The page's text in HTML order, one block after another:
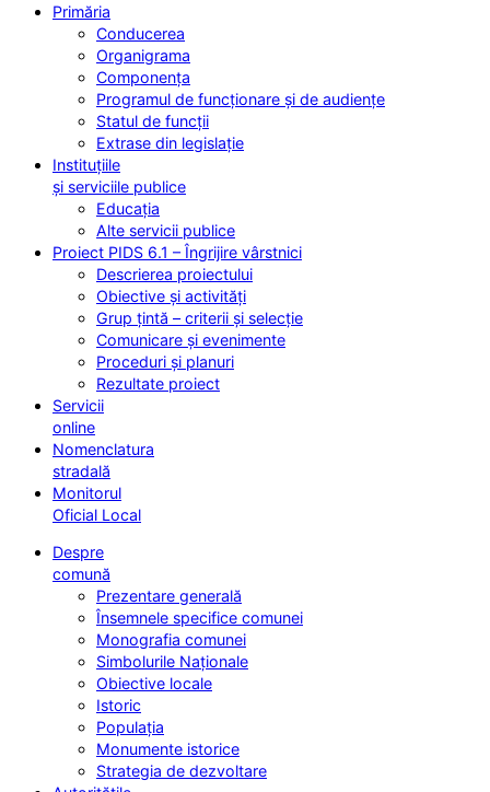
Primăria
Conducerea
Organigrama
Componența
Programul de funcționare și de audiențe
Statul de funcții
Extrase din legislație
Instituțiile
și serviciile publice
Educația
Alte servicii publice
Proiect PIDS 6.1 – Îngrijire vârstnici
Descrierea proiectului
Obiective și activități
Grup țintă – criterii și selecție
Comunicare și evenimente
Proceduri și planuri
Rezultate proiect
Servicii
online
Nomenclatura
stradală
Monitorul
Oficial Local
Despre
comună
Prezentare generală
Însemnele specifice comunei
Monografia comunei
Simbolurile Naționale
Obiective locale
Istoric
Populația
Monumente istorice
Strategia de dezvoltare